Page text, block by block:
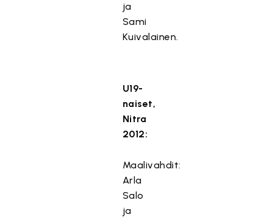
ja
Sami
Kuivalainen.
U19-
naiset,
Nitra
2012:
Maalivahdit:
Arla
Salo
ja